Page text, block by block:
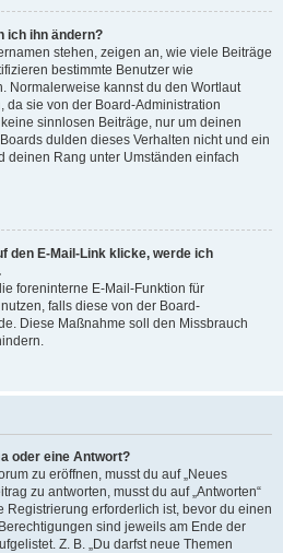
ich ihn ändern?
stehen, zeigen an, wie viele Beiträge
bestimmte Benutzer wie
Normalerweise kannst du den Wortlaut
da sie von der Board-Administration
sinnlosen Beiträge, nur um deinen
dulden dieses Verhalten nicht und ein
deinen Rang unter Umständen einfach
den E-Mail-Link klicke, werde ich
foreninterne E-Mail-Funktion für
falls diese von der Board-
Diese Maßnahme soll den Missbrauch
oder eine Antwort?
zu eröffnen, musst du auf „Neues
zu antworten, musst du auf „Antworten“
Registrierung erforderlich ist, bevor du einen
sind jeweils am Ende der
Z. B. „Du darfst neue Themen